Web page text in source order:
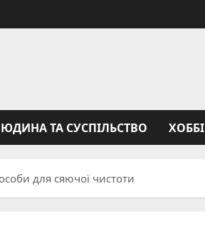
ТА СУСПІЛЬСТВО ХОББІ
для сяючої чистоти